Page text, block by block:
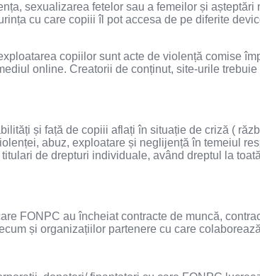
sexualizarea fetelor sau a femeilor și așteptări
cu care copiii îl pot accesa de pe diferite
copiilor sunt acte de violență comise
online. Creatorii de conținut, site-urile
și față de copiii aflați în situație de criză (
abuz, exploatare și neglijență în temeiul
de drepturi individuale, având dreptul la
FONPC au încheiat contracte de muncă,
și organizațiilor partenere cu care